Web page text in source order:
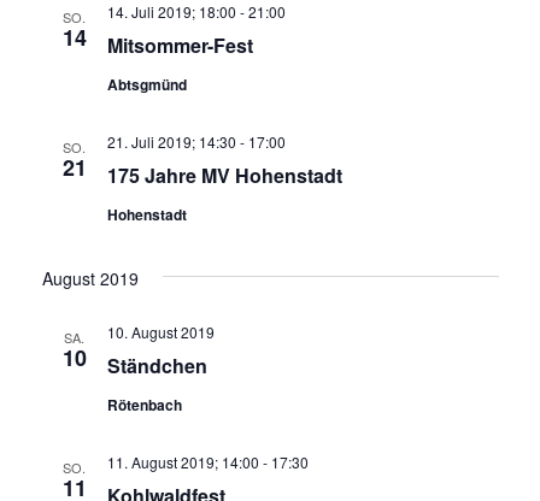
SO.
14 Mitsommer-Fest
14. Juli 2019; 18:00 -21:00
Abtsgmünd
SO.
21 175 Jahre MV Hohenstadt
21. Juli 2019; 14:30 - 17:00
Hohenstadt
August 2019
SA.
10 Ständchen
10. August 2019
Rötenbach
SO.
11
11. August 2019; 14:00 - 17:30